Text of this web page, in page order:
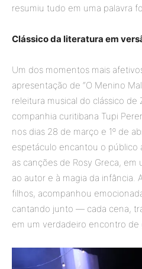
resumiu tudo em uma palavra
Clássico da literatura em
Um dos momentos mais
apresentação de “O Menino
releitura musical do clássico de
companhia curitibana Tupi
nos dias 28 de março e 1º de
espetáculo encantou o público
as canções de Rosy Greca,
ao autor e à magia da infância.
filhos, acompanhou
cantando junto — cada cena,
em um verdadeiro encontro de